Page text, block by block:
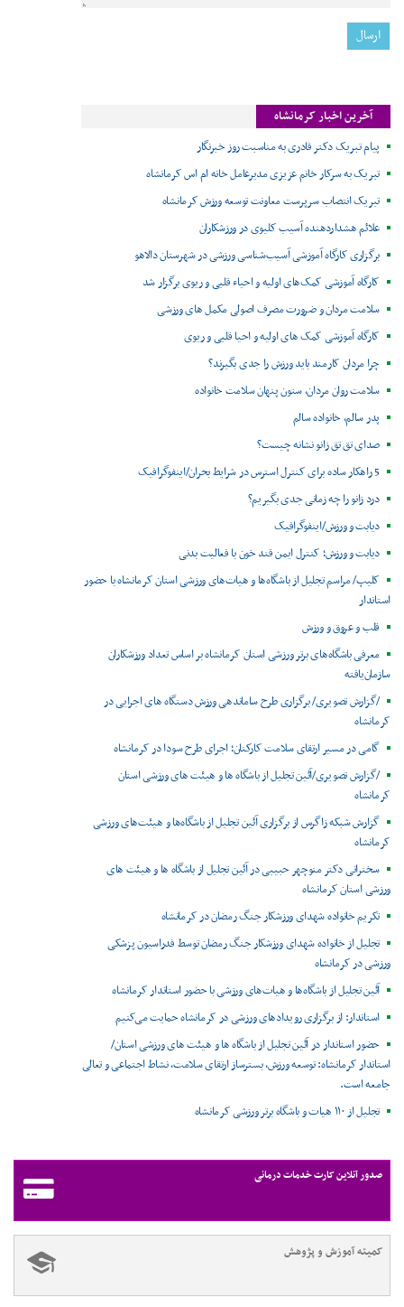
آخرین اخبار کرمانشاه
پیام تبریک دکتر قادری به مناسبت روز خبرنگار
تبریک به سرکار خانم عزیزی مدیرعامل خانه ام اس کرمانشاه
تبریک انتصاب سرپرست معاونت توسعه ورزش کرمانشاه
علائم هشداردهنده آسیب کلیوی در ورزشکاران
برگزاری کارگاه آموزشی آسیب‌شناسی ورزشی در شهرستان دالاهو
کارگاه آموزشی کمک‌های اولیه و احیاء قلبی و ریوی برگزار شد
سلامت مردان و ضرورت مصرف اصولی مکمل های ورزشی
کارگاه آموزشی کمک های اولیه و احیا قلبی و ریوی
چرا مردان کارمند باید ورزش را جدی بگیرند؟
سلامت روان مردان، ستون پنهان سلامت خانواده
پدر سالم، خانواده سالم
صدای تق تق زانو نشانه چیست؟
5 راهکار ساده برای کنترل استرس در شرایط بحران/اینفوگرافیک
درد زانو را چه زمانی جدی بگیریم؟
دیابت و ورزش/اینفوگرافیک
دیابت و ورزش؛ کنترل ایمن قند خون با فعالیت بدنی
کلیپ/ مراسم تجلیل از باشگاه‌ها و هیات‌های ورزشی استان کرمانشاه با حضور
استاندار
قلب و عروق و ورزش
معرفی باشگاه‌های برتر ورزشی استان کرمانشاه بر اساس تعداد ورزشکاران
سازمان‌یافته
/گزارش تصویری/ برگزاری طرح ساماندهی ورزش دستگاه های اجرایی در
کرمانشاه
گامی در مسیر ارتقای سلامت کارکنان؛ اجرای طرح سودا در کرمانشاه
/گزارش تصویری/آئین تجلیل از باشگاه ها و هیئت های ورزشی استان
کرمانشاه
گزارش شبکه زاگرس از برگزاری آئین تجلیل از باشگاه‌ها و هیئت‌های ورزشی
کرمانشاه
سخنرانی دکتر منوچهر حبیبی در آئین تجلیل از باشگاه ها و هیئت های
ورزشی استان کرمانشاه
تکریم خانواده شهدای ورزشکار جنگ رمضان در کرمانشاه
تجلیل از خانواده شهدای ورزشکار جنگ رمضان توسط فدراسیون پزشکی
ورزشی در کرمانشاه
آئین تجلیل از باشگاه‌ها و هیات‌های ورزشی با حضور استاندار کرمانشاه
استاندار: از برگزاری رویدادهای ورزشی در کرمانشاه حمایت می‌کنیم
حضور استاندار در آئین تجلیل از باشگاه ها و هیئت های ورزشی استان/
استاندار کرمانشاه: توسعه ورزش، بسترساز ارتقای سلامت، نشاط اجتماعی و تعالی
جامعه است.
تجلیل از ۱۱۰ هیات و باشگاه برتر ورزشی کرمانشاه
صدور آنلاین کارت خدمات درمانی
کمیته آموزش و پژوهش